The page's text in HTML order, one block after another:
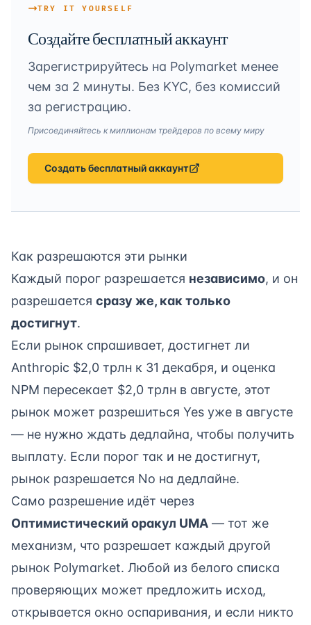
TRY IT YOURSELF
Создайте бесплатный аккаунт
Зарегистрируйтесь на Polymarket менее
чем за 2 минуты. Без KYC, без комиссий
за регистрацию.
Присоединяйтесь к миллионам трейдеров по всему миру
Создать бесплатный аккаунт
Как разрешаются эти рынки
Каждый порог разрешается независимо, и он
разрешается сразу же, как только
достигнут.
Если рынок спрашивает, достигнет ли
Anthropic $2,0 трлн к 31 декабря, и оценка
NPM пересекает $2,0 трлн в августе, этот
рынок может разрешиться Yes уже в августе
— не нужно ждать дедлайна, чтобы получить
выплату. Если порог так и не достигнут,
рынок разрешается No на дедлайне.
Само разрешение идёт через
Оптимистический оракул UMA — тот же
механизм, что разрешает каждый другой
рынок Polymarket. Любой из белого списка
проверяющих может предложить исход,
открывается окно оспаривания, и если никто